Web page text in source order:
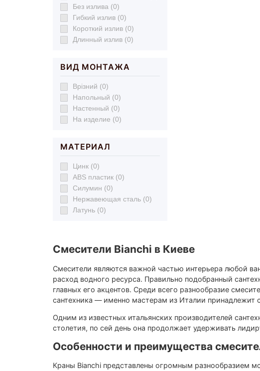
Без излива (0)
Гибкий излив (0)
Короткий излив (0)
Длинный излив (0)
ВИД МОНТАЖА
Врізний (0)
Напольный (0)
Настенный (0)
На изделие (0)
МАТЕРИАЛ
Цинк (0)
ABS пластик (0)
Силумин (0)
Нержавеющая сталь (0)
Латунь (0)
Смесители Bianchi в Киеве
Смесители являются важной частью интерьера любой
расход водного ресурса. Правильно подобранный
главных его акцентов. Среди всего разнообразие
сантехника — именно мастерам из Италии принадлежит
Одним из известных итальянских производителей
столетия, по сей день она продолжает удерживать
Особенности и преимущества
Краны Bianchi представлены огромным разнообразием